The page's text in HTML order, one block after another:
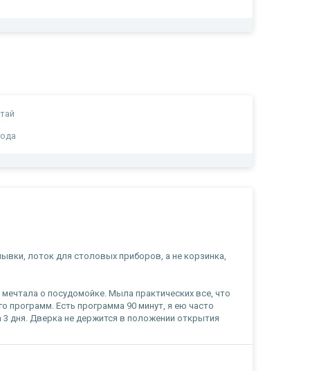
лоток для столовых приборов, а не корзинка,
о посудомойке. Мыла практических все, что
Есть программа 90 минут, я ею часто
3 дня. Дверка не держится в положении открытия